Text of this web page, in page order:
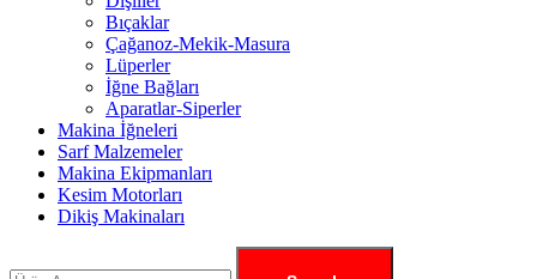
Bıçaklar
Çağanoz-Mekik-Masura
Lüperler
İğne Bağları
Aparatlar-Siperler
Makina İğneleri
Sarf Malzemeler
Makina Ekipmanları
Kesim Motorları
Dikiş Makinaları